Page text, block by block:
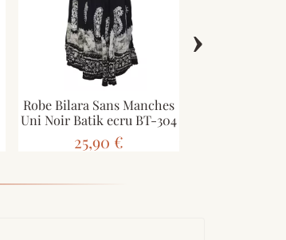
Robe Bilara Sans Manches
Uni Noir Batik ecru BT-304
25,90 €
›